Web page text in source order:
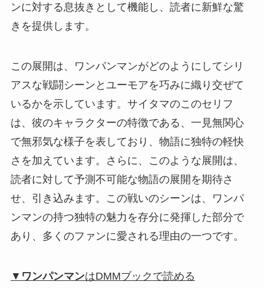
ンに対する息抜きとして機能し、読者に新鮮な驚
きを提供します。
この展開は、ワンパンマンがどのようにしてシリ
アスな戦闘シーンとユーモアを巧みに織り交ぜて
いるかを示しています。サイタマのこのセリフ
は、彼のキャラクターの特徴である、一見無関心
で無邪気な様子を表しており、物語に独特の軽快
さを加えています。さらに、このような展開は、
読者に対して予測不可能な物語の展開を期待さ
せ、引き込みます。この戦いのシーンは、ワンパ
ンマンの持つ独特の魅力を存分に発揮した部分で
あり、多くのファンに愛される理由の一つです。
▼ ワンパンマンはDMMブックで読める